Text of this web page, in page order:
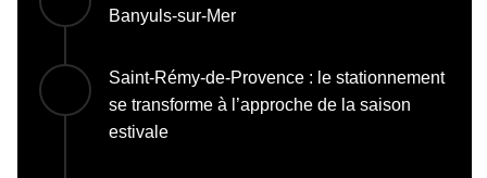
Banyuls-sur-Mer
Saint-Rémy-de-Provence : le stationnement
se transforme à l’approche de la saison
estivale